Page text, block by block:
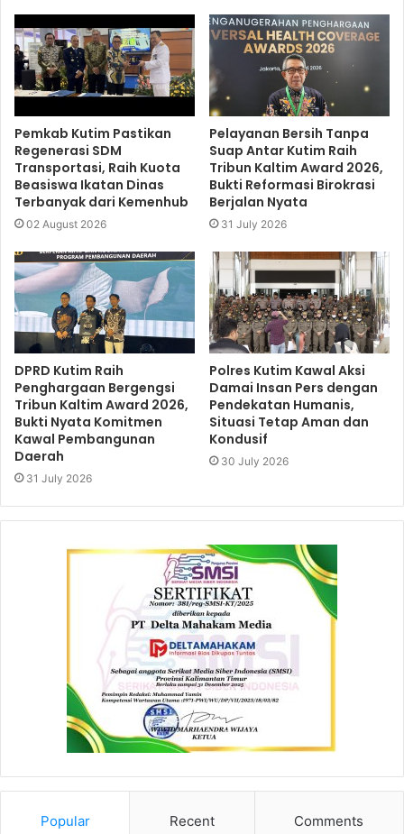
Pemkab Kutim Pastikan
Regenerasi SDM
Transportasi, Raih Kuota
Beasiswa Ikatan Dinas
Terbanyak dari Kemenhub
02 August 2026
Pelayanan Bersih Tanpa
Suap Antar Kutim Raih
Tribun Kaltim Award 2026,
Bukti Reformasi Birokrasi
Berjalan Nyata
31 July 2026
DPRD Kutim Raih
Penghargaan Bergengsi
Tribun Kaltim Award 2026,
Bukti Nyata Komitmen
Kawal Pembangunan
Daerah
31 July 2026
Polres Kutim Kawal Aksi
Damai Insan Pers dengan
Pendekatan Humanis,
Situasi Tetap Aman dan
Kondusif
30 July 2026
Popular Recent Comments